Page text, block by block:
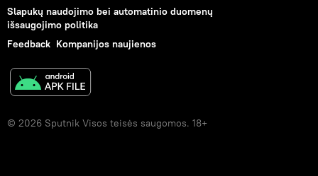
Slapukų naudojimo bei automatinio duomenų
išsaugojimo politika
Feedback Kompanijos naujienos
© 2026 Sputnik Visos teisės saugomos. 18+